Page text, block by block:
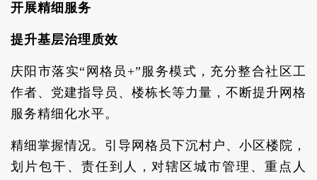
开展精细服务
提升基层治理质效
庆阳市落实“网格员+”服务模式，充分整合社区工
作者、党建指导员、楼栋长等力量，不断提升网格
服务精细化水平。
精细掌握情况。引导网格员下沉村户、小区楼院，
划片包干、责任到人，对辖区城市管理、重点人